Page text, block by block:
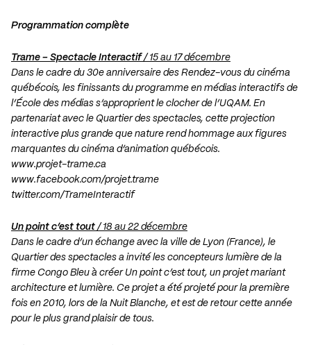
Programmation complète
Trame – Spectacle Interactif/ 15 au 17 décembre
Dans le cadre du 30e anniversaire des Rendez-vous du cinéma
québécois, les finissants du programme en médias interactifs de
l’École des médias s’approprient le clocher de l’UQAM. En
partenariat avec le Quartier des spectacles, cette projection
interactive plus grande que nature rend hommage aux figures
marquantes du cinéma d’animation québécois.
www.projet-trame.ca
www.facebook.com/projet.trame
twitter.com/TrameInteractif
Un point c’est tout / 18 au 22 décembre
Dans le cadre d’un échange avec la ville de Lyon (France), le
Quartier des spectacles a invité les concepteurs lumière de la
firme Congo Bleu à créer Un point c’est tout, un projet mariant
architecture et lumière. Ce projet a été projeté pour la première
fois en 2010, lors de la Nuit Blanche, et est de retour cette année
pour le plus grand plaisir de tous.